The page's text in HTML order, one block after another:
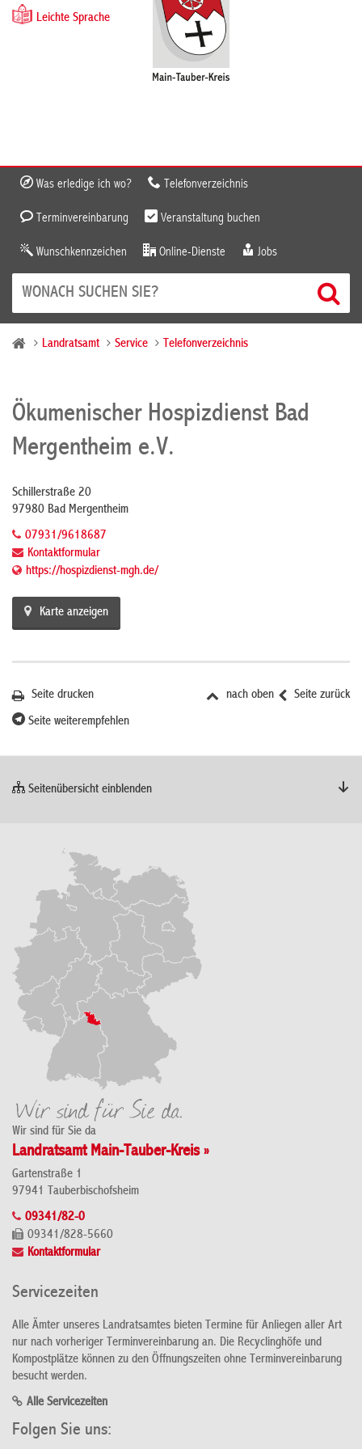
Leichte Sprache
Was erledige ich wo? Telefonverzeichnis
Terminvereinbarung Veranstaltung buchen
Wunschkennzeichen Online-Dienste Jobs
Landratsamt Service Telefonverzeichnis
Ökumenischer Hospizdienst Bad
Mergentheim e.V.
Schillerstraße 20
97980 Bad Mergentheim
07931/9618687
Kontaktformular
https://hospizdienst-mgh.de/
Karte anzeigen
Seite zurück
nach oben
Seite drucken
Seite weiterempfehlen
Seitenübersicht einblenden
Wir sind für Sie da
Landratsamt Main-Tauber-Kreis »
Gartenstraße 1
97941 Tauberbischofsheim
09341/82-0
09341/828-5660
Kontaktformular
Servicezeiten
Alle Ämter unseres Landratsamtes bieten Termine für Anliegen aller Art
nur nach vorheriger Terminvereinbarung an. Die Recyclinghöfe und
Kompostplätze können zu den Öffnungszeiten ohne Terminvereinbarung
besucht werden.
Alle Servicezeiten
Folgen Sie uns: